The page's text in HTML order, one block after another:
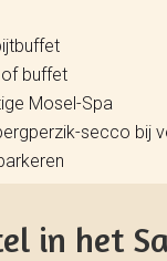
buffet
Mosel-Spa
secco bij
in het